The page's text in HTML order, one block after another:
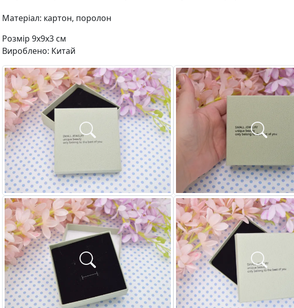
Матеріал: картон, поролон
Розмір 9х9х3 см
Вироблено: Китай